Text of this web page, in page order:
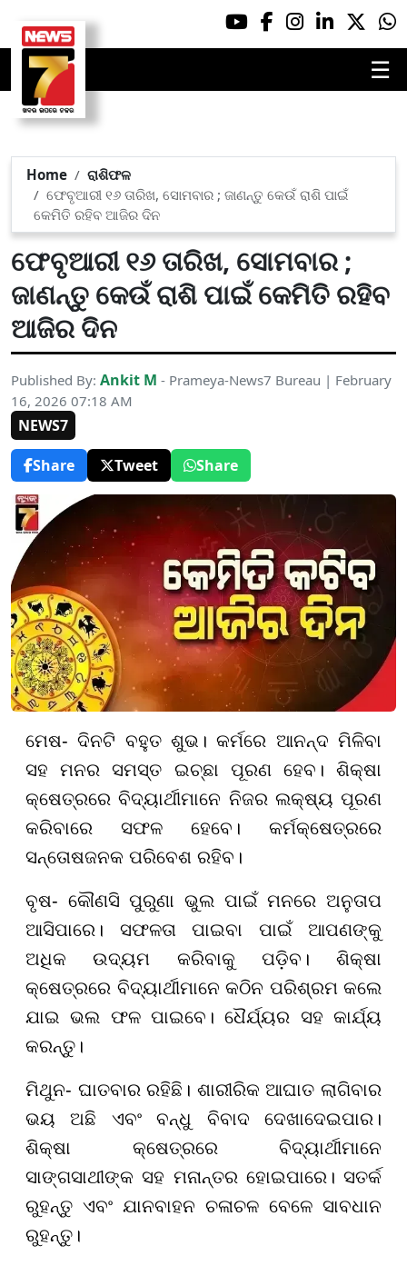
☰
Home
ରାଶିଫଳ
ଫେବୃଆରୀ ୧୬ ତାରିଖ, ସୋମବାର ; ଜାଣନ୍ତୁ କେଉଁ ରାଶି ପାଇଁ
କେମିତି ରହିବ ଆଜିର ଦିନ
ଫେବୃଆରୀ ୧୬ ତାରିଖ, ସୋମବାର ;
ଜାଣନ୍ତୁ କେଉଁ ରାଶି ପାଇଁ କେମିତି ରହିବ
ଆଜିର ଦିନ
Published By: Ankit M - Prameya-News7 Bureau | February
16, 2026 07:18 AM
NEWS7
Share
Tweet Share
ମେଷ- ଦିନଟି ବହୁତ ଶୁଭ। କର୍ମରେ ଆନନ୍ଦ ମିଳିବା
ସହ ମନର ସମସ୍ତ ଇଚ୍ଛା ପୂରଣ ହେବ। ଶିକ୍ଷା
କ୍ଷେତ୍ରରେ ବିଦ୍ୟାର୍ଥୀମାନେ ନିଜର ଲକ୍ଷ୍ୟ ପୂରଣ
କରିବାରେ ସଫଳ ହେବେ। କର୍ମକ୍ଷେତ୍ରରେ
ସନ୍ତୋଷଜନକ ପରିବେଶ ରହିବ।
ବୃଷ- କୌଣସି ପୁରୁଣା ଭୁଲ ପାଇଁ ମନରେ ଅନୁତାପ
ଆସିପାରେ। ସଫଳତା ପାଇବା ପାଇଁ ଆପଣଙ୍କୁ
ଅଧିକ ଉଦ୍ୟମ କରିବାକୁ ପଡ଼ିବ। ଶିକ୍ଷା
କ୍ଷେତ୍ରରେ ବିଦ୍ୟାର୍ଥୀମାନେ କଠିନ ପରିଶ୍ରମ କଲେ
ଯାଇ ଭଲ ଫଳ ପାଇବେ। ଧୈର୍ଯ୍ୟର ସହ କାର୍ଯ୍ୟ
କରନ୍ତୁ।
ମିଥୁନ- ଘାତବାର ରହିଛି। ଶାରୀରିକ ଆଘାତ ଲାଗିବାର
ଭୟ ଅଛି ଏବଂ ବନ୍ଧୁ ବିବାଦ ଦେଖାଦେଇପାର।
ଶିକ୍ଷା କ୍ଷେତ୍ରରେ ବିଦ୍ୟାର୍ଥୀମାନେ
ସାଙ୍ଗସାଥୀଙ୍କ ସହ ମନାନ୍ତର ହୋଇପାରେ। ସତର୍କ
ରୁହନ୍ତୁ ଏବଂ ଯାନବାହନ ଚଳାଚଳ ବେଳେ ସାବଧାନ
ରୁହନ୍ତୁ।